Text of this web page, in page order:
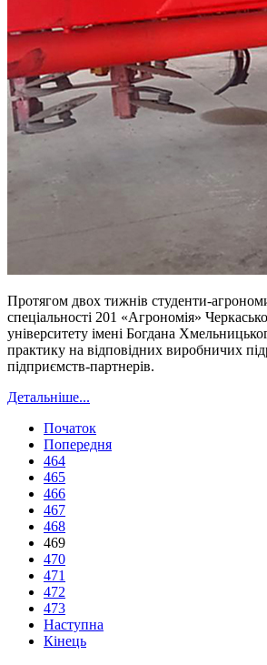
Протягом двох тижнів студенти-
спеціальності 201 «Агрономія»
університету імені Богдана
практику на відповідних виробничих
підприємств-партнерів.
Детальніше...
Початок
Попередня
464
465
466
467
468
469
470
471
472
473
Наступна
Кінець